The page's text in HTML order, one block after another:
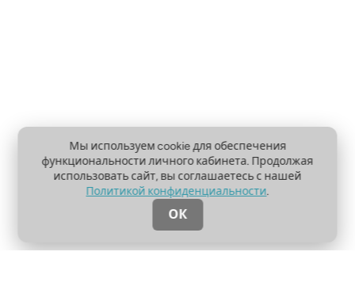
Мы используем cookie для обеспечения
функциональности личного кабинета. Продолжая
использовать сайт, вы соглашаетесь с нашей
Политикой конфиденциальности.
ОК